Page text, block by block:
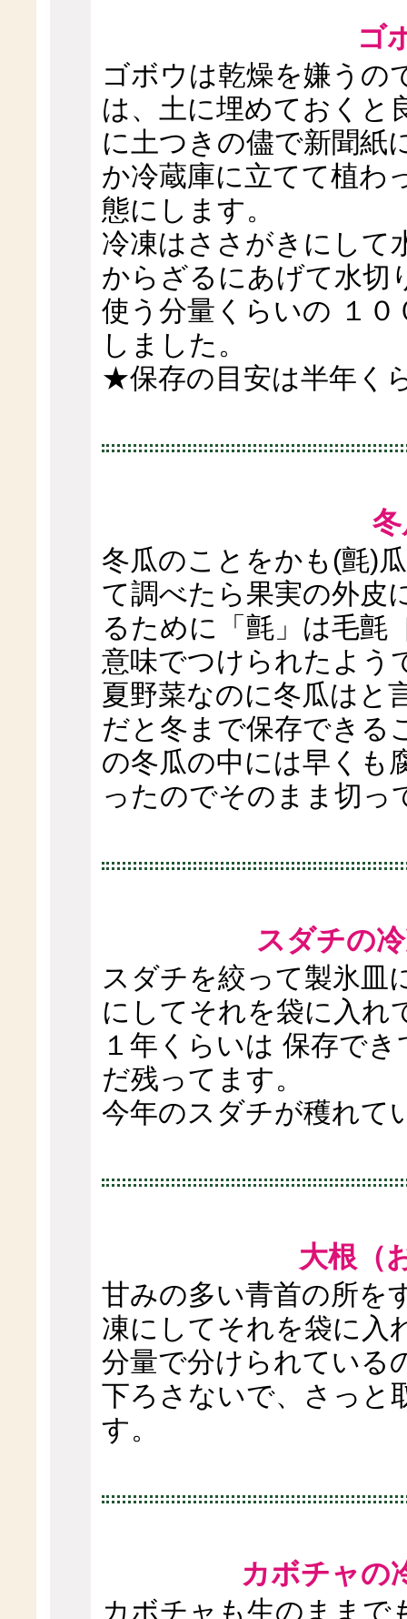
ゴ
ゴボウは乾燥を嫌うの
は、土に埋めておくと
に土つきの儘で新聞紙
か冷蔵庫に立てて植わ
態にします。
冷凍はささがきにして
からざるにあげて水切
使う分量くらいの １
しました。
★保存の目安は半年く
冬瓜のことをかも(氈)
て調べたら果実の外皮
るために「氈」は毛氈
意味でつけられたよう
夏野菜なのに冬瓜はと
だと冬まで保存できる
の冬瓜の中には早くも
ったのでそのまま切っ
スダチの
スダチを絞って製氷皿
にしてそれを袋に入れ
１年くらいは 保存で
だ残ってます。
今年のスダチが穫れて
大根（
甘みの多い青首の所を
凍にしてそれを袋に入
分量で分けられている
下ろさないで、さっと
す。
カボチャの
カボチャも生のままで